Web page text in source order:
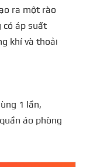
ra một rào
có áp suất
khí và thoải
1 lần,
áo phòng